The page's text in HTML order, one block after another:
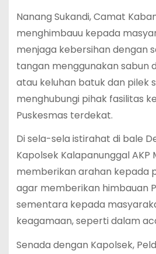
Nanang Sukandi, Camat
menghimbauu kepada
menjaga kebersihan dengan
tangan menggunakan sabun
atau keluhan batuk dan pilek
menghubungi pihak fasilitas
Puskesmas terdekat.
Di sela-sela istirahat di bale
Kapolsek Kalapanunggal AKP
memberikan arahan kepada
agar memberikan himbauan
sementara kepada
keagamaan, seperti dalam
Senada dengan Kapolsek,